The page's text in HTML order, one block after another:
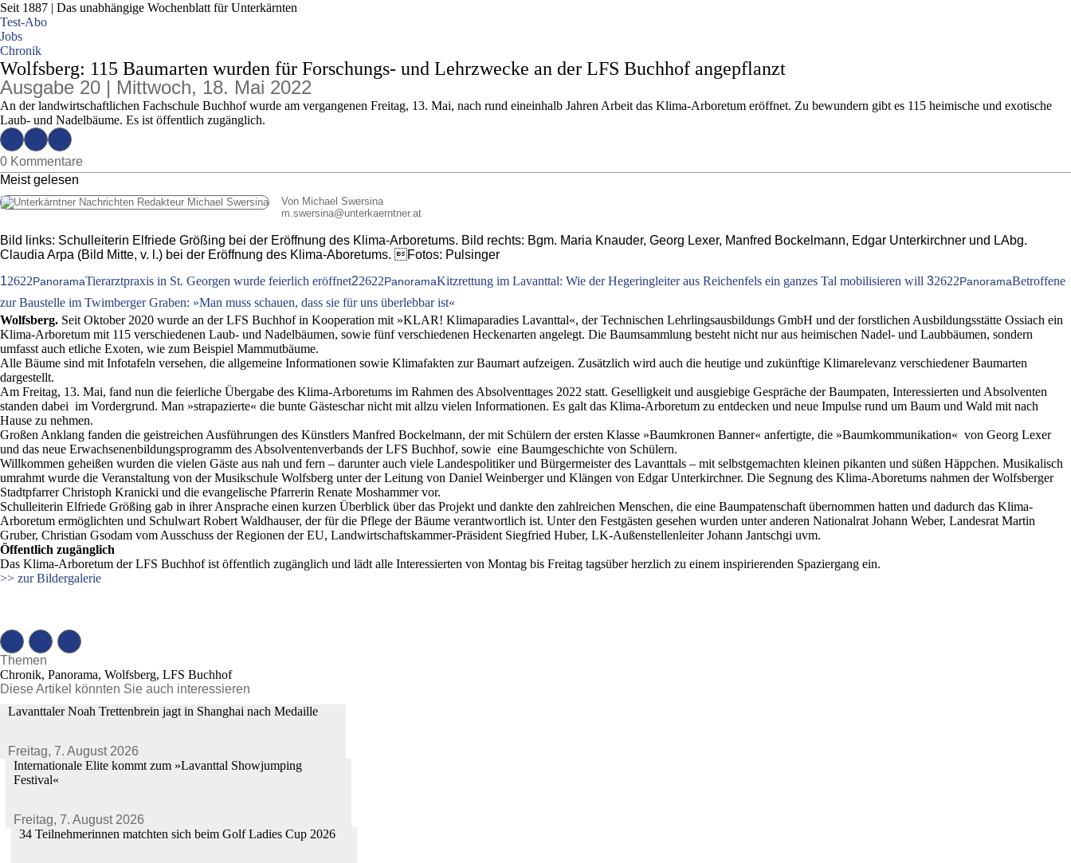
Seit 1887 | Das unabhängige Wochenblatt für Unterkärnten
Test-Abo
Jobs
Chronik
Wolfsberg: 115 Baumarten wurden für Forschungs- und Lehrzwecke an der LFS Buchhof angepflanzt
Ausgabe 20 | Mittwoch, 18. Mai 2022
An der landwirtschaftlichen Fachschule Buchhof wurde am vergangenen Freitag, 13. Mai, nach rund eineinhalb Jahren Arbeit das Klima-Arboretum eröffnet. Zu bewundern gibt es 115 heimische und exotische
Laub- und Nadelbäume. Es ist öffentlich zugänglich.
0 Kommentare
Meist gelesen
Von Michael Swersina
m.swersina@unterkaerntner.at
Bild links: Schulleiterin Elfriede Größing bei der Eröffnung des Klima-Arboretums. Bild rechts: Bgm. Maria Knauder, Georg Lexer, Manfred Bockelmann, Edgar Unterkirchner und LAbg.
Claudia Arpa (Bild Mitte, v. l.) bei der Eröffnung des Klima-Aboretums. Fotos: Pulsinger
12622PanoramaTierarztpraxis in St. Georgen wurde feierlich eröffnet22622PanoramaKitzrettung im Lavanttal: Wie der Hegeringleiter aus Reichenfels ein ganzes Tal mobilisieren will 32622PanoramaBetroffene
zur Baustelle im Twimberger Graben: »Man muss schauen, dass sie für uns überlebbar ist«
Wolfsberg. Seit Oktober 2020 wurde an der LFS Buchhof in Kooperation mit »KLAR! Klimaparadies Lavanttal«, der Technischen Lehrlingsausbildungs GmbH und der forstlichen Ausbildungsstätte Ossiach ein
Klima-Arboretum mit 115 verschiedenen Laub- und Nadelbäumen, sowie fünf verschiedenen Heckenarten angelegt. Die Baumsammlung besteht nicht nur aus heimischen Nadel- und Laubbäumen, sondern
umfasst auch etliche Exoten, wie zum Beispiel Mammutbäume.
Alle Bäume sind mit Infotafeln versehen, die allgemeine Informationen sowie Klimafakten zur Baumart aufzeigen. Zusätzlich wird auch die heutige und zukünftige Klimarelevanz verschiedener Baumarten
dargestellt.
Am Freitag, 13. Mai, fand nun die feierliche Übergabe des Klima-Arboretums im Rahmen des Absolventtages 2022 statt. Geselligkeit und ausgiebige Gespräche der Baumpaten, Interessierten und Absolventen
standen dabei im Vordergrund. Man »strapazierte« die bunte Gästeschar nicht mit allzu vielen Informationen. Es galt das Klima-Arboretum zu entdecken und neue Impulse rund um Baum und Wald mit nach
Hause zu nehmen.
Großen Anklang fanden die geistreichen Ausführungen des Künstlers Manfred Bockelmann, der mit Schülern der ersten Klasse »Baumkronen Banner« anfertigte, die »Baumkommunikation« von Georg Lexer
und das neue Erwachsenenbildungsprogramm des Absolventenverbands der LFS Buchhof, sowie eine Baumgeschichte von Schülern.
Willkommen geheißen wurden die vielen Gäste aus nah und fern – darunter auch viele Landespolitiker und Bürgermeister des Lavanttals – mit selbstgemachten kleinen pikanten und süßen Häppchen. Musikalisch
umrahmt wurde die Veranstaltung von der Musikschule Wolfsberg unter der Leitung von Daniel Weinberger und Klängen von Edgar Unterkirchner. Die Segnung des Klima-Aboretums nahmen der Wolfsberger
Stadtpfarrer Christoph Kranicki und die evangelische Pfarrerin Renate Moshammer vor.
Schulleiterin Elfriede Größing gab in ihrer Ansprache einen kurzen Überblick über das Projekt und dankte den zahlreichen Menschen, die eine Baumpatenschaft übernommen hatten und dadurch das Klima-
Arboretum ermöglichten und Schulwart Robert Waldhauser, der für die Pflege der Bäume verantwortlich ist. Unter den Festgästen gesehen wurden unter anderen Nationalrat Johann Weber, Landesrat Martin
Gruber, Christian Gsodam vom Ausschuss der Regionen der EU, Landwirtschaftskammer-Präsident Siegfried Huber, LK-Außenstellenleiter Johann Jantschgi uvm.
Öffentlich zugänglich
Das Klima-Arboretum der LFS Buchhof ist öffentlich zugänglich und lädt alle Interessierten von Montag bis Freitag tagsüber herzlich zu einem inspirierenden Spaziergang ein.
>> zur Bildergalerie
Themen
Chronik, Panorama, Wolfsberg, LFS Buchhof
Diese Artikel könnten Sie auch interessieren
Lavanttaler Noah Trettenbrein jagt in Shanghai nach Medaille
Freitag, 7. August 2026
Internationale Elite kommt zum »Lavanttal Showjumping
Festival«
Freitag, 7. August 2026
34 Teilnehmerinnen matchten sich beim Golf Ladies Cup 2026